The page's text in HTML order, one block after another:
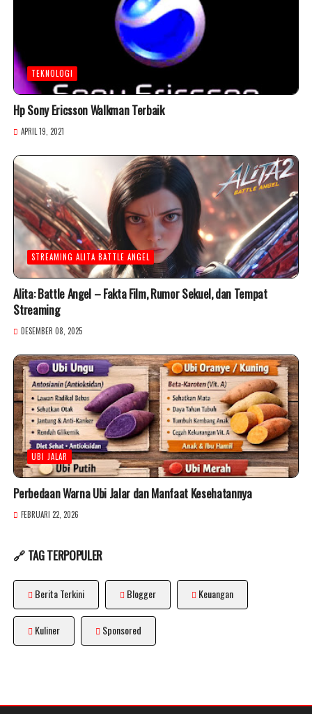
TEKNOLOGI
Hp Sony Ericsson Walkman Terbaik
APRIL 19, 2021
STREAMING ALITA BATTLE ANGEL
Alita: Battle Angel – Fakta Film, Rumor Sekuel, dan Tempat
Streaming
DESEMBER 08, 2025
UBI JALAR
Perbedaan Warna Ubi Jalar dan Manfaat Kesehatannya
FEBRUARI 22, 2026
🔗 TAG TERPOPULER
Berita Terkini Blogger Keuangan
Kuliner Sponsored